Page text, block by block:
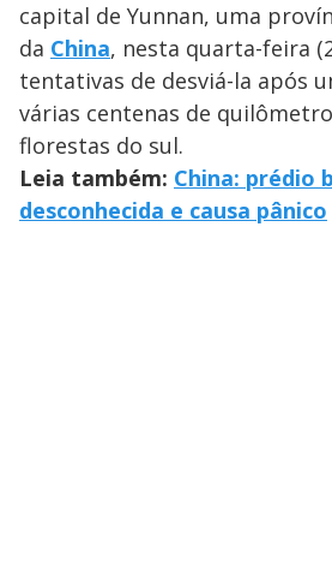
capital de Yunnan, uma
da China, nesta quarta-feira
tentativas de desviá-la após
várias centenas de
florestas do sul.
Leia também: China: prédio
desconhecida e causa pânico